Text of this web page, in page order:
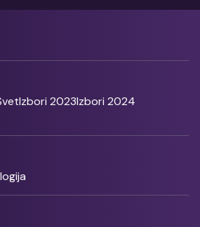
Izbori 2023Izbori 2024